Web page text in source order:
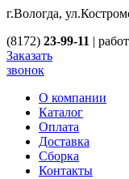
г.Вологда,
(8172) 23-99-11 |
Заказать
звонок
О компании
Каталог
Оплата
Доставка
Сборка
Контакты